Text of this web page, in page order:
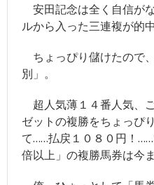
- 競馬＠nifty
- 毎日新聞
- サンデー毎日
- スポニチ
- 牧太郎による著書紹介
- 「ここだけの話」バックナ
安田記念は全く自信が
ルから入った三連複が的中
ちょっぴり儲けたので
別」。
超人気薄１４番人気、
ゼットの複勝をちょっぴ
て……払戻１０８０円！
倍以上」の複勝馬券は今